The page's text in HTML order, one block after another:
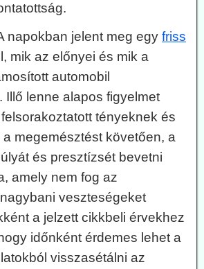
napokban jelent meg egy friss
mik az előnyei és mik a
automobil
Illő lenne alapos figyelmet
tényeknek és
megemésztést követően, a
és presztízsét bevetni
amely nem fog az
veszteségeket
a jelzett cikkbeli érvekhez
időnként érdemes lehet a
visszasétálni az